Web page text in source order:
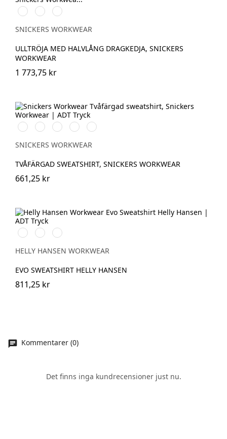
Anthracite
Melange
Grå
melerad
Marinblå
SNICKERS WORKWEAR
ULLTRÖJA MED HALVLÅNG DRAGKEDJA, SNICKERS
WORKWEAR
1 773,75 kr
Vit/SvartStålgrå/Svart
Svart/Stålgrå
Chiliröd/Svart
Marinblå/Svart
SNICKERS WORKWEAR
TVÅFÄRGAD SWEATSHIRT, SNICKERS WORKWEAR
661,25 kr
591
NAVY
991
BLACK
932
GREY
MELANGE
HELLY HANSEN WORKWEAR
EVO SWEATSHIRT HELLY HANSEN
811,25 kr
Kommentarer (0)
Det finns inga kundrecensioner just nu.